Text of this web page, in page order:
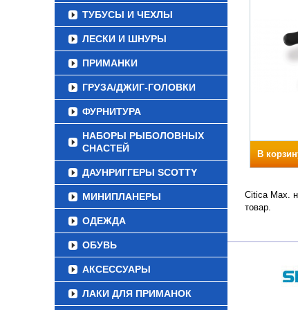
ТУБУСЫ И ЧЕХЛЫ
ЛЕСКИ И ШНУРЫ
ПРИМАНКИ
ГРУЗА/ДЖИГ-ГОЛОВКИ
ФУРНИТУРА
НАБОРЫ РЫБОЛОВНЫХ
СНАСТЕЙ
ДАУНРИГГЕРЫ SCOTTY
МИНИПЛАНЕРЫ
ОДЕЖДА
ОБУВЬ
АКСЕССУАРЫ
ЛАКИ ДЛЯ ПРИМАНОК
В
Citica Max.
товар.